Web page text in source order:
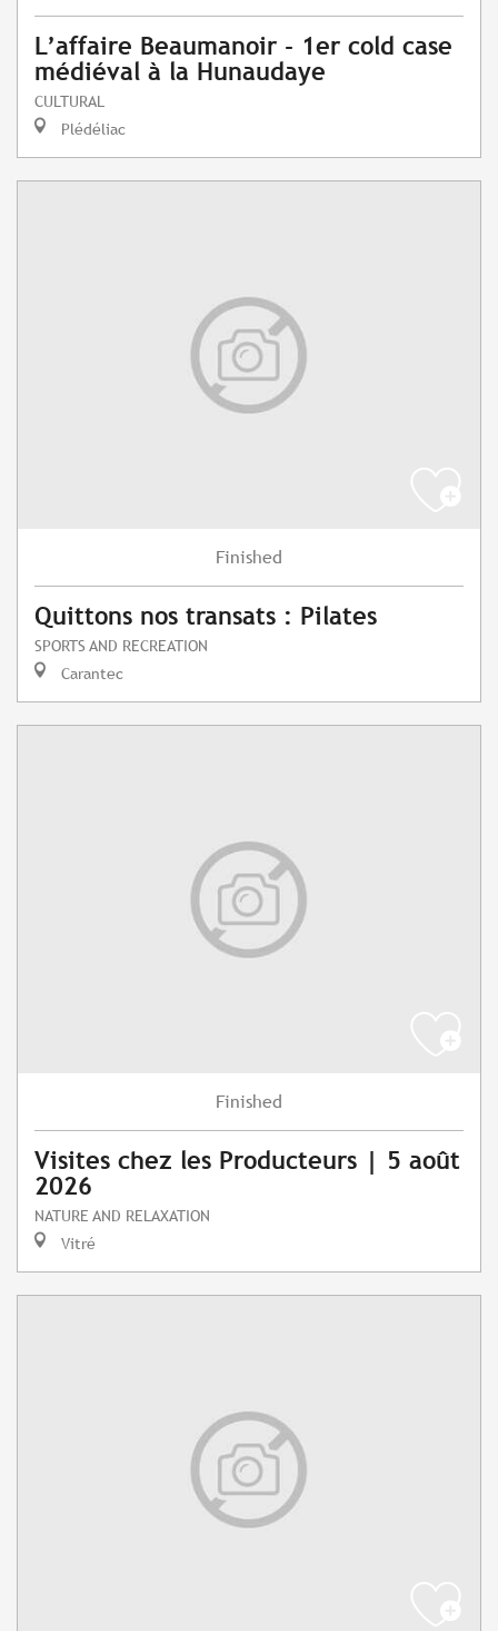
L’affaire Beaumanoir - 1er cold case
médiéval à la Hunaudaye
CULTURAL
Plédéliac
Finished
Quittons nos transats : Pilates
SPORTS AND RECREATION
Carantec
Finished
Visites chez les Producteurs | 5 août
2026
NATURE AND RELAXATION
Vitré